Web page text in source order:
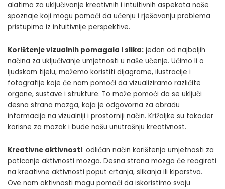
alatima za uključivanje kreativnih i intuitivnih aspekata naše
spoznaje koji mogu pomoći da učenju i rješavanju problema
pristupimo iz intuitivnije perspektive.
Korištenje vizualnih pomagala i slika: jedan od najboljih
načina za uključivanje umjetnosti u naše učenje. Učimo li o
ljudskom tijelu, možemo koristiti dijagrame, ilustracije i
fotografije koje će nam pomoći da vizualiziramo različite
organe, sustave i strukture. To može pomoći da se uključi
desna strana mozga, koja je odgovorna za obradu
informacija na vizualniji i prostorniji način. Križaljke su također
korisne za mozak i bude našu unutrašnju kreativnost.
Kreativne aktivnosti: odličan način korištenja umjetnosti za
poticanje aktivnosti mozga. Desna strana mozga će reagirati
na kreativne aktivnosti poput crtanja, slikanja ili kiparstva.
Ove nam aktivnosti mogu pomoći da iskoristimo svoju